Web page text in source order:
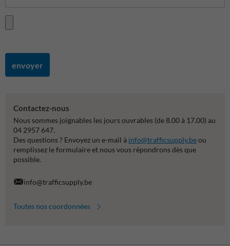
envoyer
Contactez-nous
Nous sommes joignables les jours ouvrables (de 8.00 à 17.00) au
04 2957 647.
Des questions ? Envoyez un e-mail à info@trafficsupply.beou
remplissez le formulaire et nous vous répondrons dès que
possible.
info@trafficsupply.be
Toutes nos coordonnées